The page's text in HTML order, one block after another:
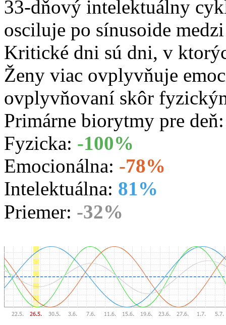
33-dňový intelektuálny
osciluje po sínusoide
Kritické dni sú dni, v
Ženy viac ovplyvňuje
ovplyvňovaní skôr
Primárne biorytmy pre
Fyzicka: -100%
Emocionálna: -78%
Intelektuálna: 81%
Priemer: -32%